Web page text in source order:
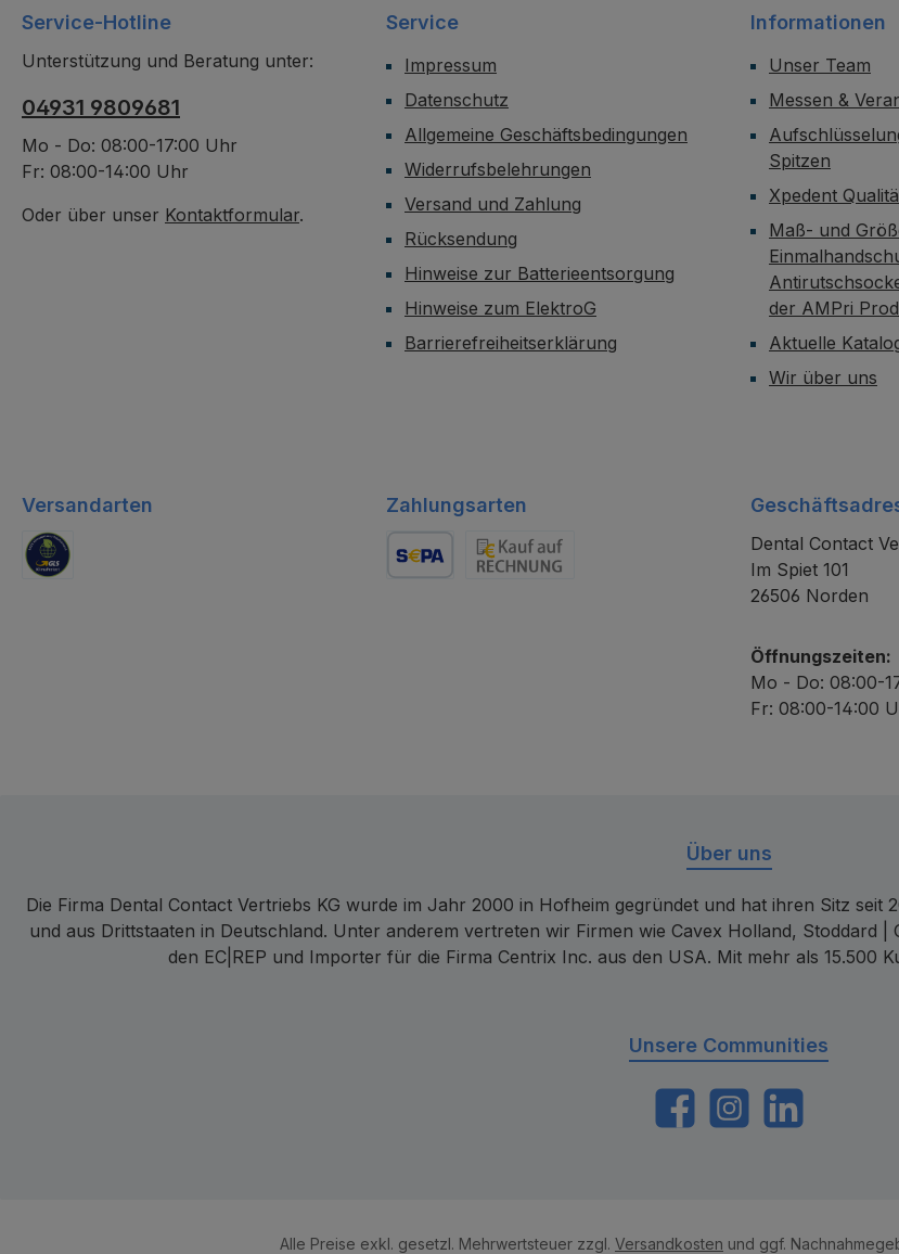
Service-Hotline
Unterstützung und Beratung unter:
04931 9809681
Mo - Do: 08:00-17:00 Uhr
Fr: 08:00-14:00 Uhr
Oder über unser Kontaktformular.
Service
Impressum
Datenschutz
Allgemeine Geschäftsbedingungen
Widerrufsbelehrungen
Versand und Zahlung
Rücksendung
Hinweise zur Batterieentsorgung
Hinweise zum ElektroG
Barrierefreiheitserklärung
Informationen
Unser Team
Messen &
Spitzen
Xpedent
Maß- und
der AMPri
Aktuelle
Wir über uns
Versandarten Zahlungsarten
Dental Contact
Im Spiet 101
26506 Norden
Öffnungszeiten:
Mo - Do: 08:00-
Fr: 08:00-14:00
Über uns
Die Firma Dental Contact Vertriebs KG wurde im Jahr 2000 in Hofheim gegründet und hat ihren Sitz
und aus Drittstaaten in Deutschland. Unter anderem vertreten wir Firmen wie Cavex Holland, Stoddard |
den EC|REP und Importer für die Firma Centrix Inc. aus den USA. Mit mehr als 15.500
Unsere Communities
https://www.facebook.com/
InstagramLinkedIn
Alle Preise exkl. gesetzl. Mehrwertsteuer zzgl. Versandkosten und ggf.